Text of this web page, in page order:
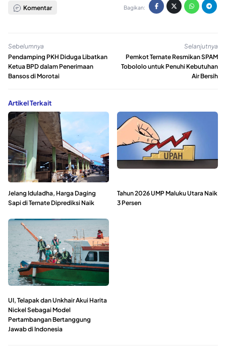
Komentar Bagikan:
Sebelumnya
Pendamping PKH Diduga Libatkan
Ketua BPD dalam Penerimaan
Bansos di Morotai
Selanjutnya
Pemkot Ternate Resmikan SPAM
Tobololo untuk Penuhi Kebutuhan
Air Bersih
Artikel Terkait
Jelang Iduladha, Harga Daging
Sapi di Ternate Diprediksi Naik
Tahun 2026 UMP Maluku Utara Naik
3 Persen
UI, Telapak dan Unkhair Akui Harita
Nickel Sebagai Model
Pertambangan Bertanggung
Jawab di Indonesia